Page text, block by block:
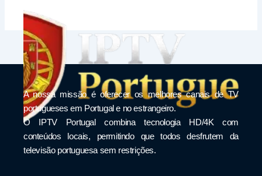
A nossa missão é oferecer os melhores canais de TV
portugueses em Portugal e no estrangeiro.
O IPTV Portugal combina tecnologia HD/4K com
conteúdos locais, permitindo que todos desfrutem da
televisão portuguesa sem restrições.